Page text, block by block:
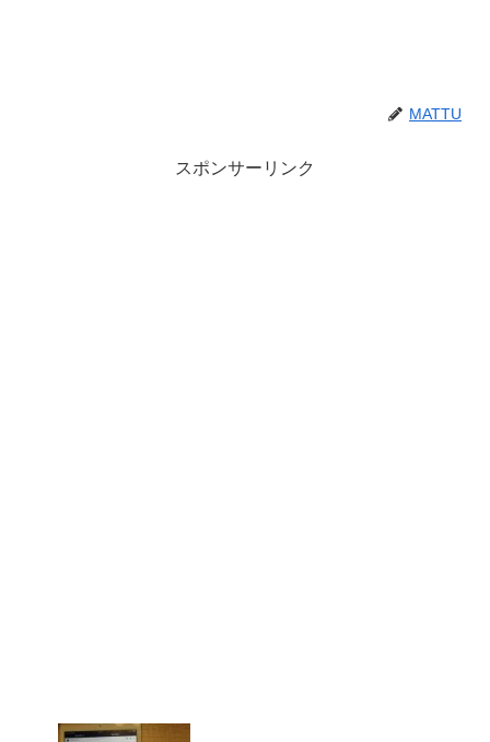
MATTU
スポンサーリンク